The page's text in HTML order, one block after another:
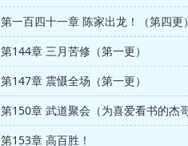
第一百四十一章 陈家出龙！（第四更）
第144章 三月苦修（第一更）
第147章 震慑全场（第一更）
第153章 高百胜！